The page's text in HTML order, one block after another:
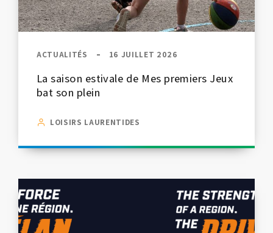
ACTUALITÉS 16 JUILLET 2026
La saison estivale de Mes premiers Jeux
bat son plein
LOISIRS LAURENTIDES